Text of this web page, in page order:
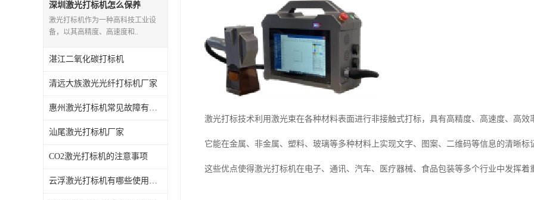
深圳激光打标机怎么保养
激光打标机作为一种高科技工业设
备，以其高精度、高速度和..
湛江二氧化碳打标机
清远大族激光光纤打标机厂家
惠州激光打标机常见故障有哪些
汕尾激光打标机厂家
CO2激光打标机的注意事项
云浮激光打标机有哪些使用特点
激光打标技术利用激光束在各种材料表面进行非接触式打标，具有高精度、高速度、高效
它能在金属、非金属、塑料、玻璃等多种材料上实现文字、图案、二维码等信息的清晰标
这些优点使得激光打标机在电子、通讯、汽车、医疗器械、食品包装等多个行业中发挥着